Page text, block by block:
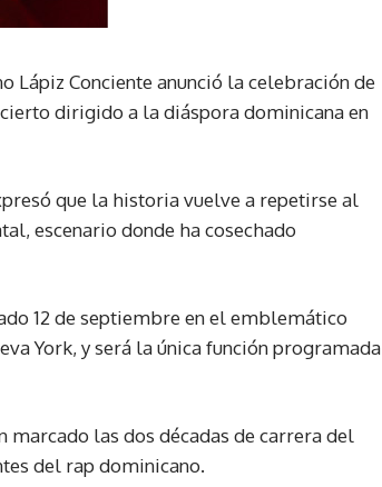
Lápiz Conciente anunció la celebración de
dirigido a la diáspora dominicana en
que la historia vuelve a repetirse al
escenario donde ha cosechado
12 de septiembre en el emblemático
York, y será la única función programada
las dos décadas de carrera del
del rap dominicano.